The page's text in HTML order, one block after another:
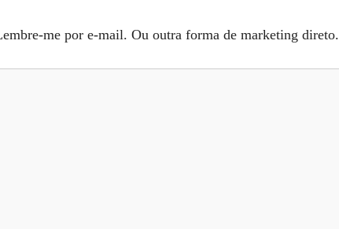
me por e-mail. Ou outra forma de marketing direto.